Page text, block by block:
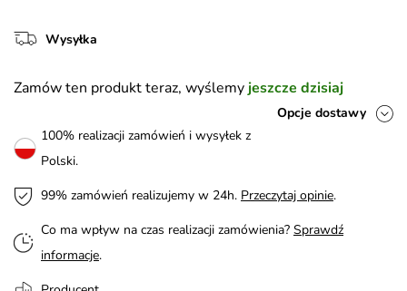
Wysyłka
Zamów ten produkt teraz, wyślemy jeszcze dzisiaj
Opcje dostawy
100% realizacji zamówień i wysyłek z
Polski.
99% zamówień realizujemy w 24h. Przeczytaj opinie.
Co ma wpływ na czas realizacji zamówienia? Sprawdź
informacje.